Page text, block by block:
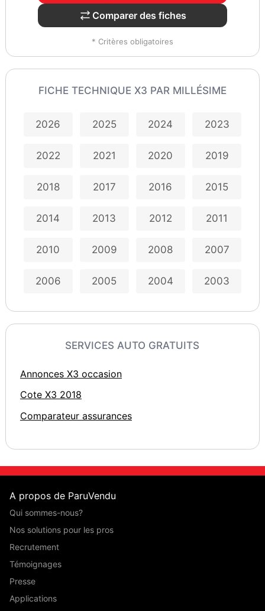
Comparer des fiches
* Critères obligatoires
FICHE TECHNIQUE X3 PAR MILLÉSIME
2026 2025 2024 2023
2022 2021 2020 2019
2018 2017 2016 2015
2014 2013 2012 2011
2010 2009 2008 2007
2006 2005 2004 2003
SERVICES AUTO GRATUITS
Annonces X3 occasion
Cote X3 2018
Comparateur assurances
A propos de ParuVendu
Qui sommes-nous?
Nos solutions pour les pros
Recrutement
Témoignages
Presse
Applications